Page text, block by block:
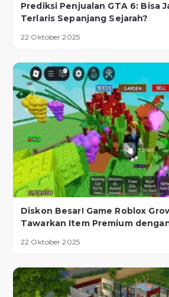
Prediksi Penjualan GTA 6: Bisa
Terlaris Sepanjang Sejarah?
22 Oktober 2025
Diskon Besar! Game Roblox
Tawarkan Item Premium
22 Oktober 2025